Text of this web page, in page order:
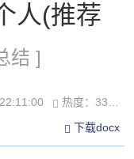
人(推荐
结 ]
热度：332℃
下载docx